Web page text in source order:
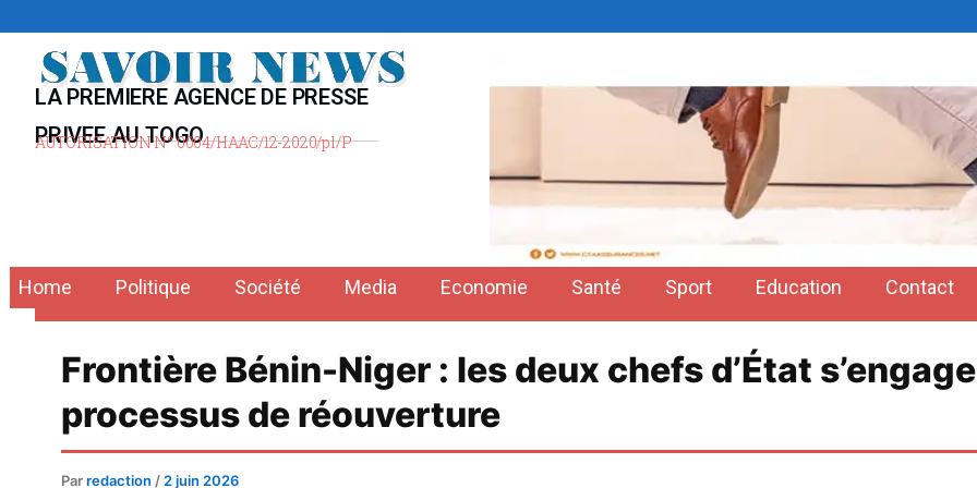
contenu
LA PREMIERE AGENCE DE PRESSE
PRIVEE AU TOGO
AUTORISATION N° 0004/HAAC/12-2020/pl/P
Home Politique Société Media Economie Santé Sport Education Contact
Frontière Bénin-Niger : les deux chefs d’État
processus de réouverture
Parredaction / 2 juin 2026